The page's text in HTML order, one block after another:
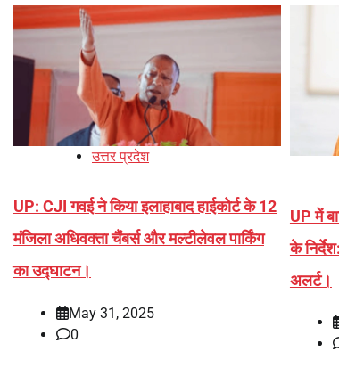
उत्तर प्रदेश
UP: CJI गवई ने किया इलाहाबाद हाईकोर्ट के 12
मंजिला अधिवक्ता चैंबर्स और मल्टीलेवल पार्किंग
का उद्घाटन।
May 31, 2025
0
UP में
के
अलर्ट।